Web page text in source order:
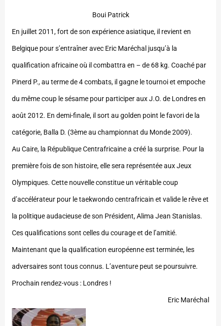
Boui Patrick
En juillet 2011, fort de son expérience asiatique, il revient en
Belgique pour s’entraîner avec Eric Maréchal jusqu’à la
qualification africaine où il combattra en – de 68 kg. Coaché par
Pinerd P., au terme de 4 combats, il gagne le tournoi et empoche
du même coup le sésame pour participer aux J.O. de Londres en
août 2012. En demi-finale, il sort au golden point le favori de la
catégorie, Balla D. (3ème au championnat du Monde 2009).
Au Caire, la République Centrafricaine a créé la surprise. Pour la
première fois de son histoire, elle sera représentée aux Jeux
Olympiques. Cette nouvelle constitue un véritable coup
d’accélérateur pour le taekwondo centrafricain et valide le rêve et
la politique audacieuse de son Président, Alima Jean Stanislas.
Ces qualifications sont celles du courage et de l’amitié.
Maintenant que la qualification européenne est terminée, les
adversaires sont tous connus. L’aventure peut se poursuivre.
Prochain rendez-vous : Londres !
Eric Maréchal